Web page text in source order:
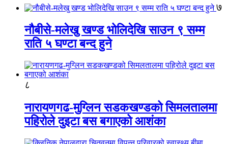
७
नौबीसे-मलेखु खण्ड भोलिदेखि साउन ९ सम्म
राति ५ घण्टा बन्द हुने
८
नारायणगढ-मुग्लिन सडकखण्डको सिमलतालमा
पहिरोले दुइटा बस बगाएको आशंका